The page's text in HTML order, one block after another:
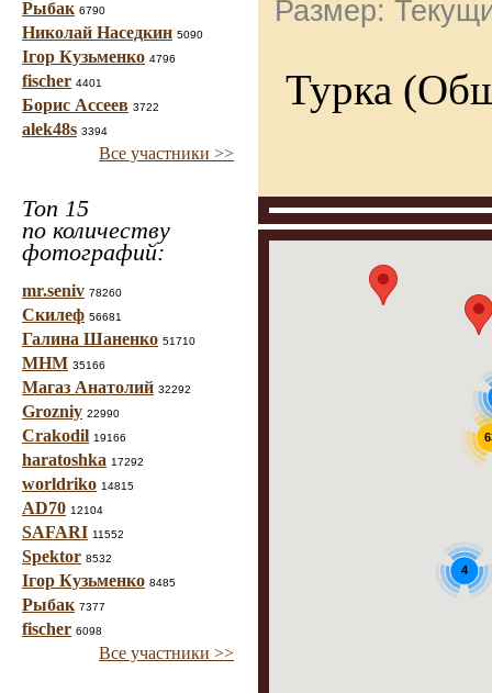
Рыбак 6790
Николай Наседкин 5090
Ігор Кузьменко 4796
fischer 4401
Борис Ассеев 3722
alek48s 3394
Все участники >>
Топ 15
по количеству
фотографий:
mr.seniv 78260
Скилеф 56681
Галина Шаненко 51710
МНМ 35166
Магаз Анатолий 32292
Grozniy 22990
Crakodil 19166
haratoshka 17292
worldriko 14815
AD70 12104
SAFARI 11552
Spektor 8532
Ігор Кузьменко 8485
Рыбак 7377
fischer 6098
Все участники >>
Размер:
Турка
4